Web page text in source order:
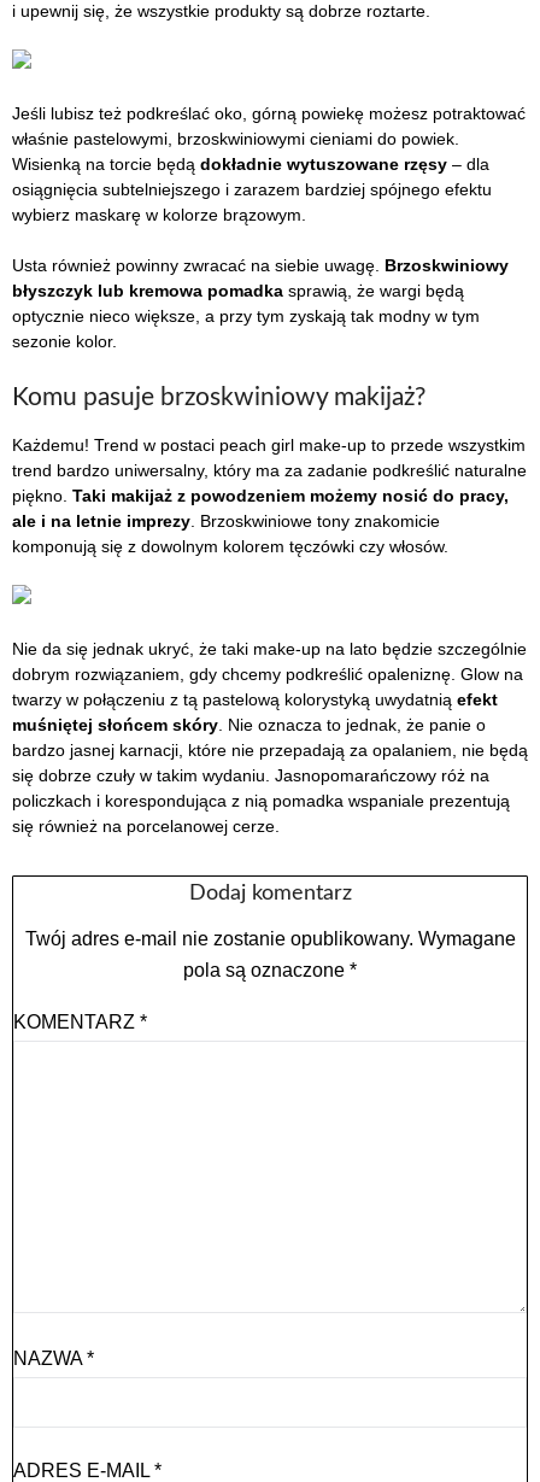
i upewnij się, że wszystkie produkty są dobrze roztarte.
Jeśli lubisz też podkreślać oko, górną powiekę możesz potraktować
właśnie pastelowymi, brzoskwiniowymi cieniami do powiek.
Wisienką na torcie będą dokładnie wytuszowane rzęsy – dla
osiągnięcia subtelniejszego i zarazem bardziej spójnego efektu
wybierz maskarę w kolorze brązowym.
Usta również powinny zwracać na siebie uwagę. Brzoskwiniowy
błyszczyk lub kremowa pomadka sprawią, że wargi będą
optycznie nieco większe, a przy tym zyskają tak modny w tym
sezonie kolor.
Komu pasuje brzoskwiniowy makijaż?
Każdemu! Trend w postaci peach girl make-up to przede wszystkim
trend bardzo uniwersalny, który ma za zadanie podkreślić naturalne
piękno. Taki makijaż z powodzeniem możemy nosić do pracy,
ale i na letnie imprezy . Brzoskwiniowe tony znakomicie
komponują się z dowolnym kolorem tęczówki czy włosów.
Nie da się jednak ukryć, że taki make-up na lato będzie szczególnie
dobrym rozwiązaniem, gdy chcemy podkreślić opaleniznę. Glow na
twarzy w połączeniu z tą pastelową kolorystyką uwydatnią efekt
muśniętej słońcem skóry . Nie oznacza to jednak, że panie o
bardzo jasnej karnacji, które nie przepadają za opalaniem, nie będą
się dobrze czuły w takim wydaniu. Jasnopomarańczowy róż na
policzkach i korespondująca z nią pomadka wspaniale prezentują
się również na porcelanowej cerze.
Dodaj komentarz
Twój adres e-mail nie zostanie opublikowany. Wymagane
pola są oznaczone *
KOMENTARZ *
NAZWA*
ADRES E-MAIL *